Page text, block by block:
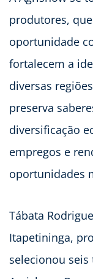
produtores,
oportunidade
fortalecem a
diversas
preserva
diversificação
empregos e
oportunidades
Tábata
Itapetininga,
selecionou